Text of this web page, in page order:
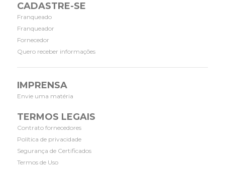
CADASTRE-SE
Franqueado
Franqueador
Fornecedor
Quero receber informações
IMPRENSA
Envie uma matéria
TERMOS LEGAIS
Contrato fornecedores
Política de privacidade
Segurança de Certificados
Termos de Uso